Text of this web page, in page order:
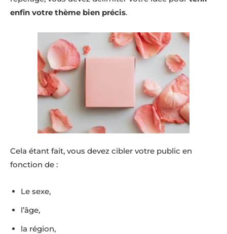
enfin votre thème bien précis.
Cela étant fait, vous devez cibler votre public en
fonction de :
Le sexe,
l’âge,
la région,